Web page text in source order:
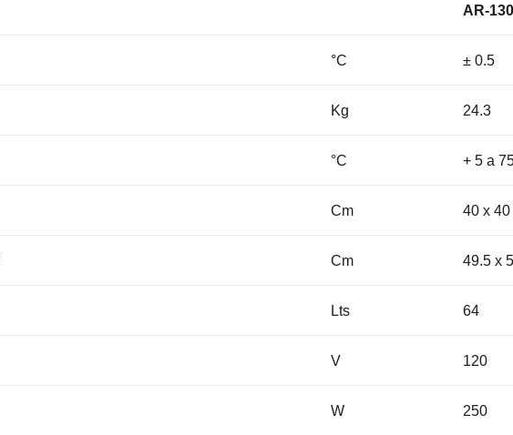
AR-
°C ± 0.5
Kg 24.3
°C + 5 a
Cm 40 x 40
Cm 49.5 x
Lts 64
V 120
W 250